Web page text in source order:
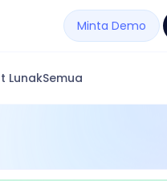
Minta Demo
LunakSemua